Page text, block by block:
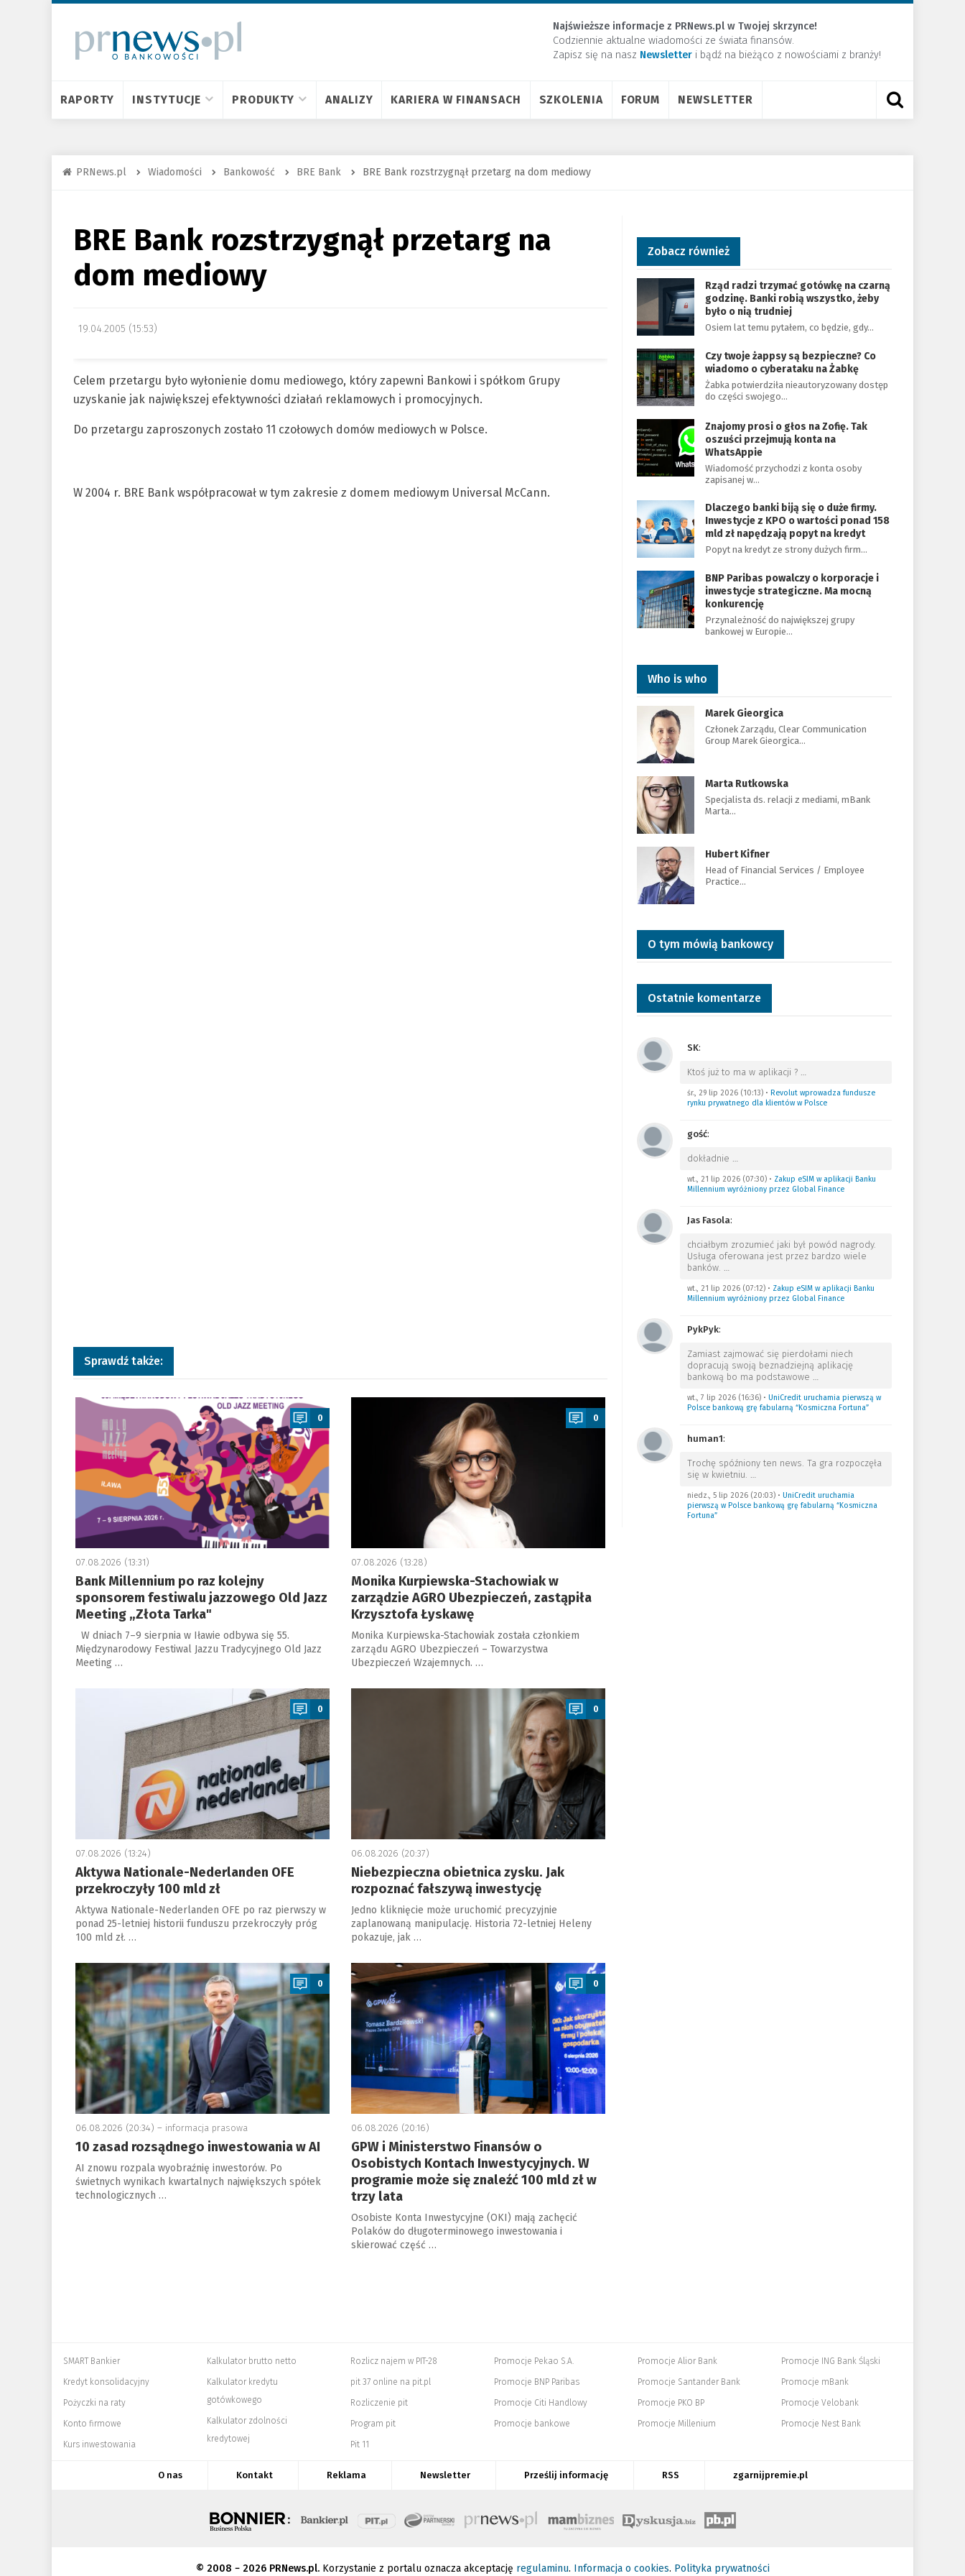
Najświeższe informacje z PRNews.pl w Twojej skrzynce!
Codziennie aktualne wiadomości ze świata finansów.
Zapisz się na nasz Newsletter ​i bądź na bieżąco z nowościami z branży!
RAPORTY INSTYTUCJE PRODUKTY ANALIZY KARIERA W FINANSACH SZKOLENIA FORUM NEWSLETTER
PRNews.pl Wiadomości Bankowość BRE Bank BRE Bank rozstrzygnął przetarg na dom mediowy
BRE Bank rozstrzygnął przetarg na
dom mediowy
19.04.2005 (15:53)
Celem przetargu było wyłonienie domu mediowego, który zapewni Bankowi i spółkom Grupy
uzyskanie jak największej efektywności działań reklamowych i promocyjnych.
Do przetargu zaproszonych zostało 11 czołowych domów mediowych w Polsce.
W 2004 r. BRE Bank współpracował w tym zakresie z domem mediowym Universal McCann.
Sprawdź także:
a
0
07.08.2026 (13:31)
Bank Millennium po raz kolejny
sponsorem festiwalu jazzowego Old Jazz
Meeting „Złota Tarka"
W dniach 7–9 sierpnia w Iławie odbywa się 55.
Międzynarodowy Festiwal Jazzu Tradycyjnego Old Jazz
Meeting …
a
0
07.08.2026 (13:28)
Monika Kurpiewska-Stachowiak w
zarządzie AGRO Ubezpieczeń, zastąpiła
Krzysztofa Łyskawę
Monika Kurpiewska-Stachowiak została członkiem
zarządu AGRO Ubezpieczeń – Towarzystwa
Ubezpieczeń Wzajemnych. …
0
07.08.2026 (13:24)
Aktywa Nationale-Nederlanden OFE
przekroczyły 100 mld zł
Aktywa Nationale-Nederlanden OFE po raz pierwszy w
ponad 25-letniej historii funduszu przekroczyły próg
100 mld zł. …
a
0
06.08.2026 (20:37)
Niebezpieczna obietnica zysku. Jak
rozpoznać fałszywą inwestycję
Jedno kliknięcie może uruchomić precyzyjnie
zaplanowaną manipulację. Historia 72-letniej Heleny
pokazuje, jak …
a
0
06.08.2026 (20:34) – informacja prasowa
10 zasad rozsądnego inwestowania w AI
AI znowu rozpala wyobraźnię inwestorów. Po
świetnych wynikach kwartalnych największych spółek
technologicznych …
a
0
06.08.2026 (20:16)
GPW i Ministerstwo Finansów o
Osobistych Kontach Inwestycyjnych. W
programie może się znaleźć 100 mld zł w
trzy lata
Osobiste Konta Inwestycyjne (OKI) mają zachęcić
Polaków do długoterminowego inwestowania i
skierować część …
Zobacz również
Rząd radzi trzymać gotówkę na czarną
godzinę. Banki robią wszystko, żeby
było o nią trudniej
Osiem lat temu pytałem, co będzie, gdy…
Czy twoje żappsy są bezpieczne? Co
wiadomo o cyberataku na Żabkę
Żabka potwierdziła nieautoryzowany dostęp
do części swojego…
Znajomy prosi o głos na Zofię. Tak
oszuści przejmują konta na
WhatsAppie
Wiadomość przychodzi z konta osoby
zapisanej w…
Dlaczego banki biją się o duże firmy.
Inwestycje z KPO o wartości ponad 158
mld zł napędzają popyt na kredyt
Popyt na kredyt ze strony dużych firm…
BNP Paribas powalczy o korporacje i
inwestycje strategiczne. Ma mocną
konkurencję
Przynależność do największej grupy
bankowej w Europie…
Who is who
Marek Gieorgica
Członek Zarządu, Clear Communication
Group Marek Gieorgica…
Marta Rutkowska
Specjalista ds. relacji z mediami, mBank
Marta…
Hubert Kifner
Head of Financial Services / Employee
Practice…
O tym mówią bankowcy
Ostatnie komentarze
SK:
Ktoś już to ma w aplikacji ? …
śr., 29 lip 2026 (10:13)• Revolut wprowadza fundusze
rynku prywatnego dla klientów w Polsce
gość:
dokładnie …
wt., 21 lip 2026 (07:30)• Zakup eSIM w aplikacji Banku
Millennium wyróżniony przez Global Finance
Jas Fasola:
chciałbym zrozumieć jaki był powód nagrody.
Usługa oferowana jest przez bardzo wiele
banków. …
wt., 21 lip 2026 (07:12)• Zakup eSIM w aplikacji Banku
Millennium wyróżniony przez Global Finance
PykPyk:
Zamiast zajmować się pierdołami niech
dopracują swoją beznadziejną aplikację
bankową bo ma podstawowe …
wt., 7 lip 2026 (16:36)• UniCredit uruchamia pierwszą w
Polsce bankową grę fabularną “Kosmiczna Fortuna”
human1:
Trochę spóźniony ten news. Ta gra rozpoczęła
się w kwietniu. …
niedz., 5 lip 2026 (20:03)• UniCredit uruchamia
pierwszą w Polsce bankową grę fabularną “Kosmiczna
Fortuna”
SMART Bankier
Kredyt konsolidacyjny
Pożyczki na raty
Konto firmowe
Kurs inwestowania
Kalkulator brutto netto
Kalkulator kredytu
gotówkowego
Kalkulator zdolności
kredytowej
Rozlicz najem w PIT-28
pit 37 online na pit.pl
Rozliczenie pit
Program pit
Pit 11
Promocje Pekao S.A.
Promocje BNP Paribas
Promocje Citi Handlowy
Promocje bankowe
Promocje Alior Bank
Promocje Santander Bank
Promocje PKO BP
Promocje Millenium
Promocje ING Bank Śląski
Promocje mBank
Promocje Velobank
Promocje Nest Bank
O nas Kontakt Reklama Newsletter Prześlij informację RSS zgarnijpremie.pl
© 2008 − 2026 PRNews.pl.Korzystanie z portalu oznacza akceptację regulaminu. Informacja o cookies. Polityka prywatności